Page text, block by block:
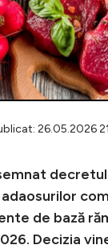
în cont
cont
26.05.2026
de bază
Decizia